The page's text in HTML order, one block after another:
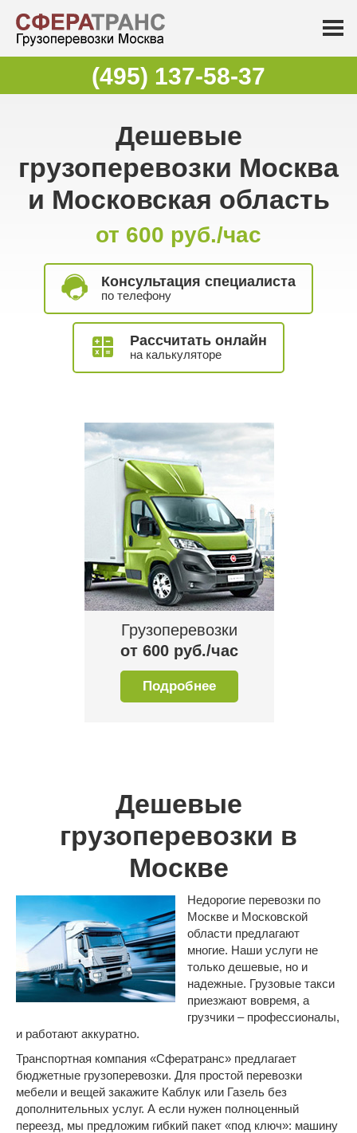
(495) 137-58-37
Дешевые
грузоперевозки Москва
и Московская область
от 600 руб./час
Консультация специалиста
по телефону
Рассчитать онлайн
на калькуляторе
Грузоперевозки
от 600 руб./час
Подробнее
Дешевые
грузоперевозки в
Москве
Недорогие перевозки по
Москве и Московской
области предлагают
многие. Наши услуги не
только дешевые, но и
надежные. Грузовые такси
приезжают вовремя, а
грузчики – профессионалы,
и работают аккуратно.
Транспортная компания «Сфератранс» предлагает
бюджетные грузоперевозки. Для простой перевозки
мебели и вещей закажите Каблук или Газель без
дополнительных услуг. А если нужен полноценный
переезд, мы предложим гибкий пакет «под ключ»: машину